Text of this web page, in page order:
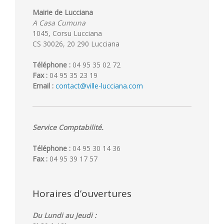
Mairie de Lucciana
A Casa Cumuna
1045, Corsu Lucciana
CS 30026, 20 290 Lucciana
Téléphone : 04 95 35 02 72
Fax : 04 95 35 23 19
Email : contact@ville-lucciana.com
Service Comptabilité.
Téléphone : 04 95 30 14 36
Fax : 04 95 39 17 57
Horaires d’ouvertures
Du Lundi au Jeudi :